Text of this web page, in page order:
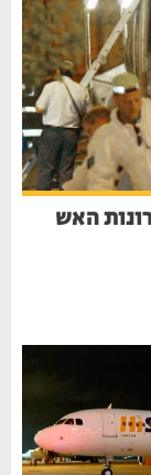
האש